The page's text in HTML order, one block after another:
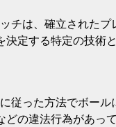
チは、確立された
定する特定の技術
従った方法でボー
の違法行為があっ